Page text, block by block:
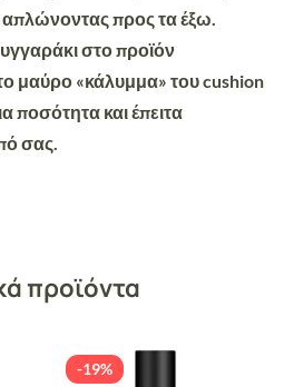
απλώνοντας προς τα έξω.
στο προϊόν
μαύρο «κάλυμμα» του cushion
ποσότητα και έπειτα
σας.
προϊόντα
-19%